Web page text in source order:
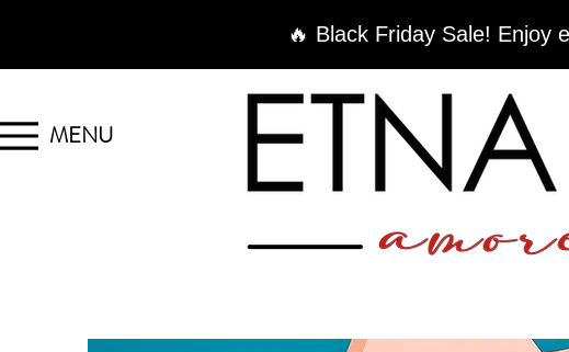
🔥 Black Friday Sale! Enjoy
MENU